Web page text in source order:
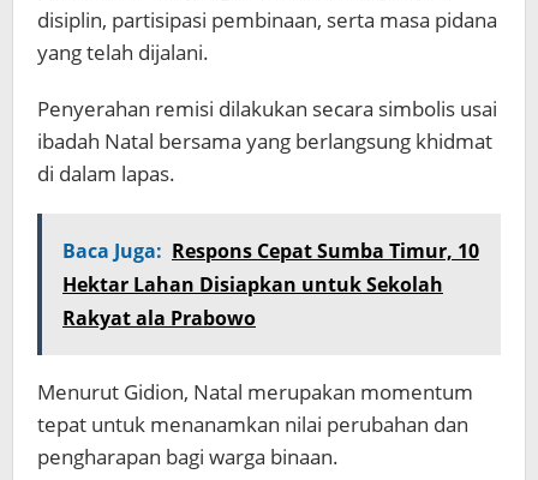
disiplin, partisipasi pembinaan, serta masa pidana
yang telah dijalani.
Penyerahan remisi dilakukan secara simbolis usai
ibadah Natal bersama yang berlangsung khidmat
di dalam lapas.
Baca Juga: Respons Cepat Sumba Timur, 10
Hektar Lahan Disiapkan untuk Sekolah
Rakyat ala Prabowo
Menurut Gidion, Natal merupakan momentum
tepat untuk menanamkan nilai perubahan dan
pengharapan bagi warga binaan.